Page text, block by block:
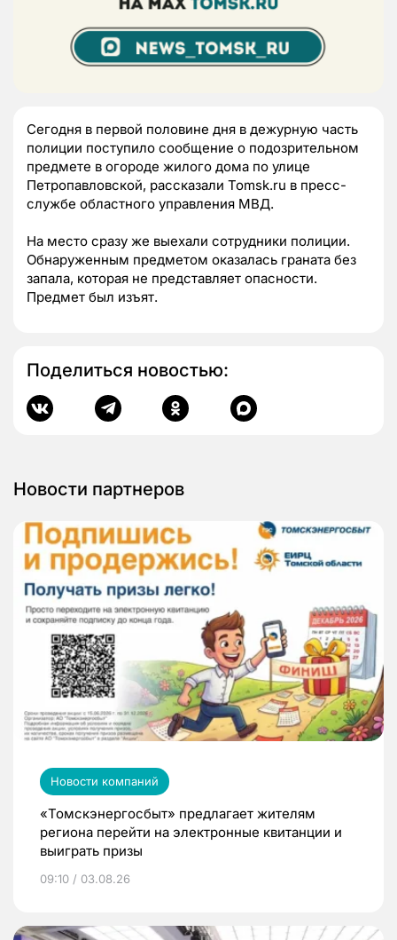
Сегодня в первой половине дня в дежурную часть
полиции поступило сообщение о подозрительном
предмете в огороде жилого дома по улице
Петропавловской, рассказали Tomsk.ru в пресс-
службе областного управления МВД.
На место сразу же выехали сотрудники полиции.
Обнаруженным предметом оказалась граната без
запала, которая не представляет опасности.
Предмет был изъят.
Поделиться новостью:
Новости партнеров
Новости компаний
«Томскэнергосбыт» предлагает жителям
региона перейти на электронные квитанции и
выиграть призы
09:10 / 03.08.26